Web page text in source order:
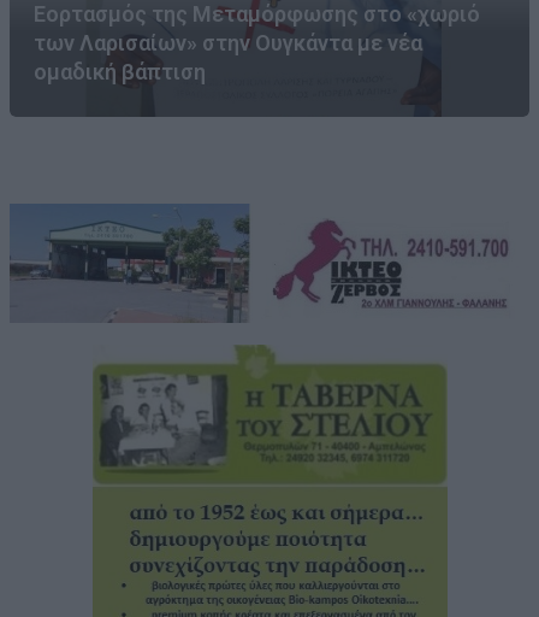
Εορτασμός της Μεταμόρφωσης στο «χωριό
των Λαρισαίων» στην Ουγκάντα με νέα
ομαδική βάπτιση